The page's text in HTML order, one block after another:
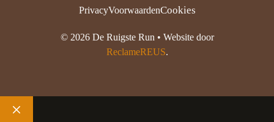
PrivacyVoorwaardenCookies
© 2026 De Ruigste Run • Website door
ReclameREUS.